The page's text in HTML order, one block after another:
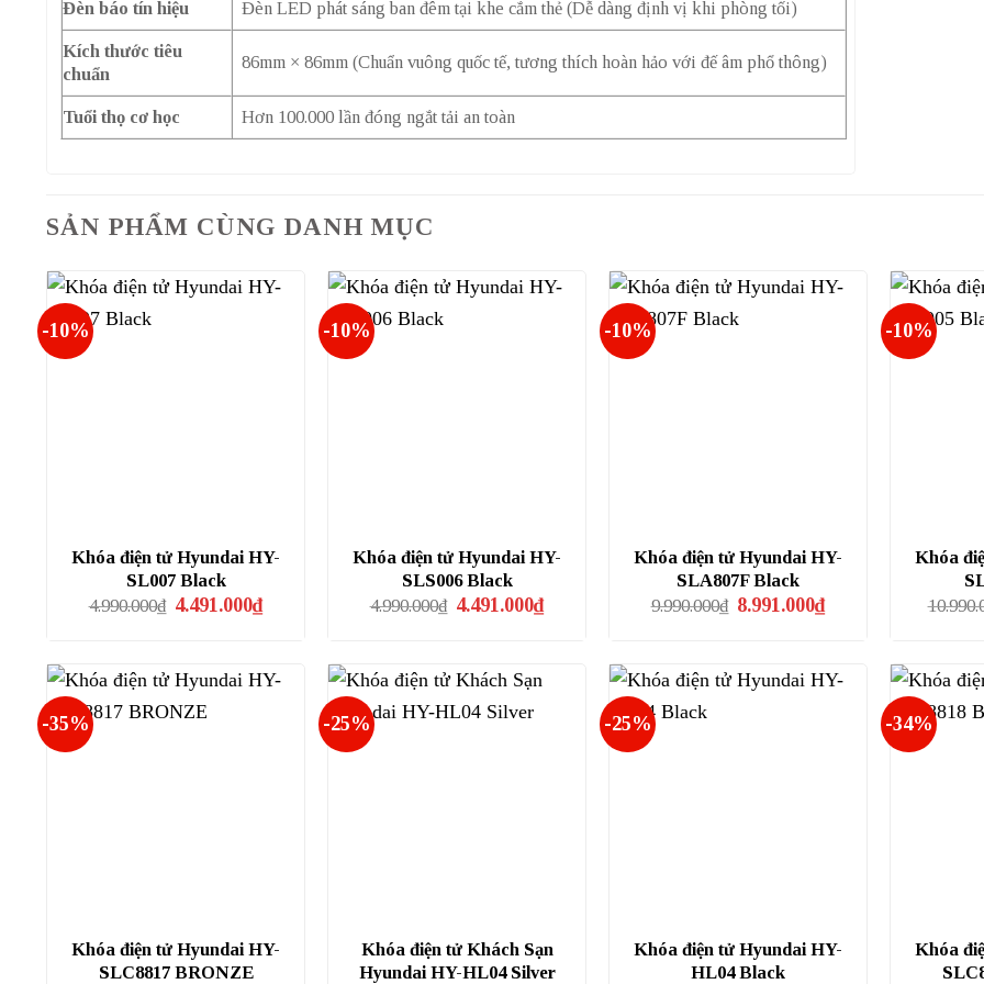
Đèn báo tín hiệu Đèn LED phát sáng ban đêm tại khe cắm thẻ (Dễ dàng định vị khi phòng tối)
Kích thước tiêu
chuẩn
86mm × 86mm (Chuẩn vuông quốc tế, tương thích hoàn hảo với đế âm phổ thông)
Tuổi thọ cơ học Hơn 100.000 lần đóng ngắt tải an toàn
SẢN PHẨM CÙNG DANH MỤC
-10%
Khóa điện tử Hyundai HY-
SL007 Black
4.990.000₫ Giá
4.491.000₫Giá
hiện
4.491.000₫.
-10%
Khóa điện tử Hyundai HY-
SLS006 Black
4.990.000₫ Giá
4.491.000₫Giá
hiện
4.491.000₫.
-10%
Khóa điện tử Hyundai HY-
SLA807F Black
9.990.000₫ Giá
8.991.000₫Giá
hiện
8.991.000₫.
-10%
Khóa
-35%
Khóa điện tử Hyundai HY-
SLC8817 BRONZE
-25%
Khóa điện tử Khách Sạn
Hyundai HY-HL04 Silver
-25%
Khóa điện tử Hyundai HY-
HL04 Black
-34%
Khóa